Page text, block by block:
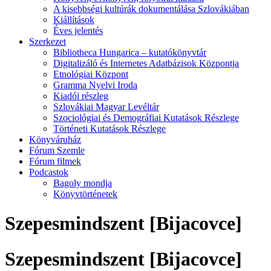
A kisebbségi kultúrák dokumentálása Szlovákiában
Kiállítások
Éves jelentés
Szerkezet
Bibliotheca Hungarica – kutatókönyvtár
Digitalizáló és Internetes Adatbázisok Központja
Etnológiai Központ
Gramma Nyelvi Iroda
Kiadói részleg
Szlovákiai Magyar Levéltár
Szociológiai és Demográfiai Kutatások Részlege
Történeti Kutatások Részlege
Könyváruház
Fórum Szemle
Fórum filmek
Podcastok
Bagoly mondja
Könyvtörténetek
Szepesmindszent [Bijacovce]
Szepesmindszent [Bijacovce]